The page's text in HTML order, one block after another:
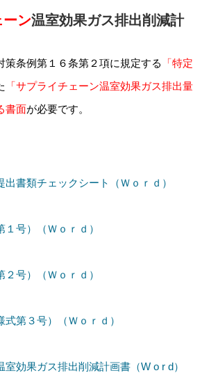
ン温室効果ガス排出削減計
策条例第１６条第２項に規定する
「特定
「サプライチェーン温室効果ガス排出量
書面が必要です。
書類チェックシート（Ｗｏｒｄ）
号）（Ｗｏｒｄ）
号）（Ｗｏｒｄ）
第３号）（Ｗｏｒｄ）
効果ガス排出削減計画書（W o r d）